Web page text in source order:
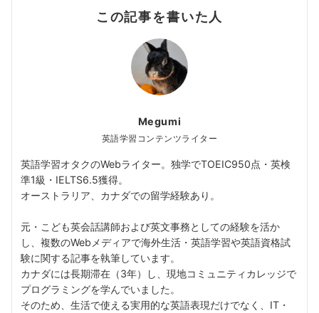
この記事を書いた人
Megumi
英語学習コンテンツライター
英語学習オタクのWebライター。独学でTOEIC950点・英検
準1級・IELTS6.5獲得。
オーストラリア、カナダでの留学経験あり。
元・こども英会話講師および英文事務としての経験を活か
し、複数のWebメディアで海外生活・英語学習や英語資格試
験に関する記事を執筆しています。
カナダには長期滞在（3年）し、現地コミュニティカレッジで
プログラミングを学んでいました。
そのため、生活で使える実用的な英語表現だけでなく、IT・